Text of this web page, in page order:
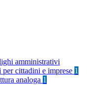
amministrativi
cittadini e imprese 1
analoga 1